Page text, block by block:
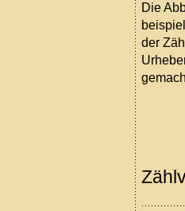
Die
der